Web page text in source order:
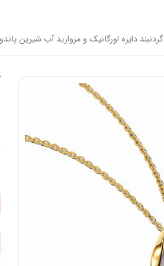
گردنبند دایره اورگانیک و مروارید آب شیرین